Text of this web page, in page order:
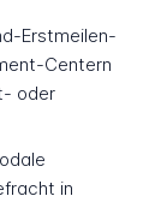
Erstmeilen-
Centern
oder
in